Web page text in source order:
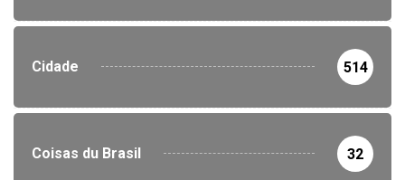
Cidade 514
Coisas du Brasil 32